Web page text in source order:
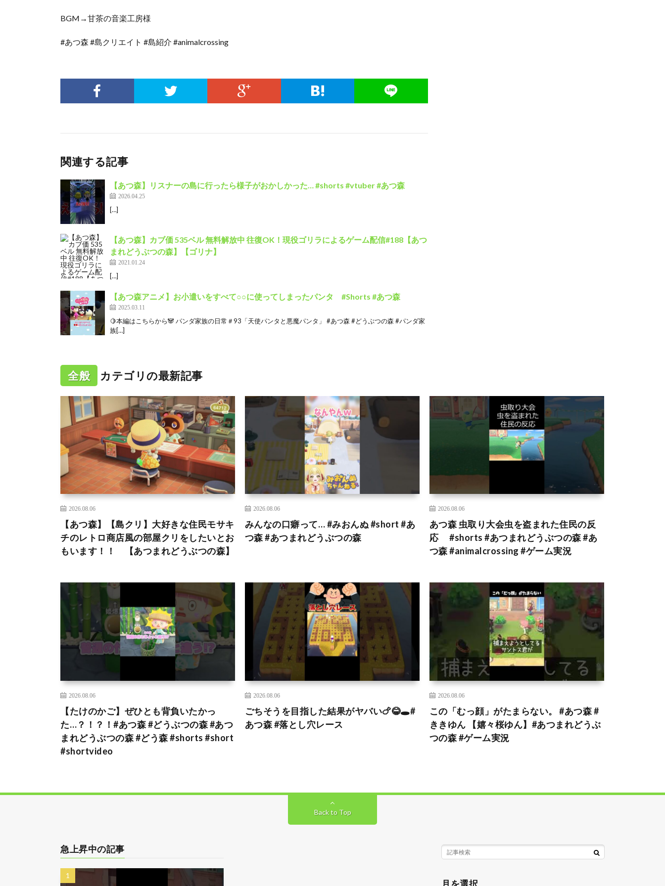
BGM→甘茶の音楽工房様
#あつ森 #島クリエイト #島紹介 #animalcrossing
関連する記事
【あつ森】リスナーの島に行ったら様子がおかしかった… #shorts #vtuber #あつ森
2026.04.25
[…]
【あつ森】カブ価 535ベル 無料解放中 往復OK！現役ゴリラによるゲーム配信#188【あつ
まれどうぶつの森】【ゴリナ】
2021.01.24
[…]
【あつ森アニメ】お小遣いをすべて○○に使ってしまったパンタ #Shorts #あつ森
2025.03.11
🍋本編はこちらから🐼 パンダ家族の日常＃93「天使パンタと悪魔パンタ」 #あつ森 #どうぶつの森 #パンダ家
族[…]
全般 カテゴリの最新記事
2026.08.06
【あつ森】【島クリ】大好きな住民モサキ
チのレトロ商店風の部屋クリをしたいとお
もいます！！ 【あつまれどうぶつの森】
2026.08.06
みんなの口癖って… #みおんぬ #short #あ
つ森 #あつまれどうぶつの森
2026.08.06
あつ森 虫取り大会虫を盗まれた住民の反
応 #shorts #あつまれどうぶつの森 #あ
つ森 #animalcrossing #ゲーム実況
2026.08.06
【たけのかご】ぜひとも背負いたかっ
た…？！？！#あつ森 #どうぶつの森 #あつ
まれどうぶつの森 #どう森 #shorts #short
#shortvideo
2026.08.06
ごちそうを目指した結果がヤバい🍗😂🕳️#
あつ森 #落とし穴レース
2026.08.06
この「むっ顔」がたまらない。 #あつ森 #
ききゆん 【嬉々桜ゆん】#あつまれどうぶ
つの森 #ゲーム実況
Back to Top
急上昇中の記事
月を選択